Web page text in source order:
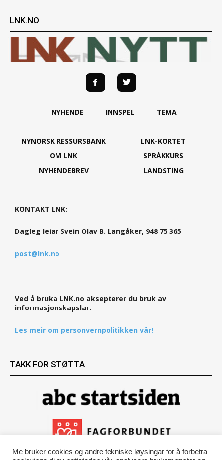
LNK.NO
NYHENDE INNSPEL TEMA
NYNORSK RESSURSBANK
OM LNK
NYHENDEBREV
LNK-KORTET
SPRÅKKURS
LANDSTING
KONTAKT LNK:
Dagleg leiar Svein Olav B. Langåker, 948 75 365
post@lnk.no
Ved å bruka LNK.no aksepterer du bruk av
informasjonskapslar.
Les meir om personvernpolitikken vår!
TAKK FOR STØTTA
Me bruker cookies og andre tekniske løysingar for å forbetra